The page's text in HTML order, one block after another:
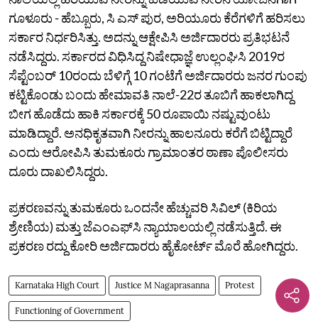
ಗೂಳೂರು - ಹೆಬ್ಬೂರು, ಸಿ ಎಸ್ ಪುರ, ಅರಿಯೂರು ಕೆರೆಗಳಿಗೆ ಹರಿಸಲು
ಸರ್ಕಾರ ನಿರ್ಧರಿಸಿತ್ತು. ಅದನ್ನು ಆಕ್ಷೇಪಿಸಿ ಅರ್ಜಿದಾರರು ಪ್ರತಿಭಟನೆ
ನಡೆಸಿದ್ದರು. ಸರ್ಕಾರದ ವಿಧಿಸಿದ್ದ ನಿಷೇಧಾಜ್ಞೆ ಉಲ್ಲಂಘಿಸಿ 2019ರ
ಸೆಪ್ಟೆಂಬರ್‌ 10ರಂದು ಬೆಳಿಗ್ಗೆ 10 ಗಂಟೆಗೆ ಅರ್ಜಿದಾರರು ಜನರ ಗುಂಪು
ಕಟ್ಟಿಕೊಂಡು ಬಂದು ಹೇಮಾವತಿ ನಾಲೆ-22ರ ತೂಬಿಗೆ ಹಾಕಲಾಗಿದ್ದ
ಬೀಗ ಹೊಡೆದು ಹಾಕಿ ಸರ್ಕಾರಕ್ಕೆ 50 ರೂಪಾಯಿ ನಷ್ಟುವುಂಟು
ಮಾಡಿದ್ದಾರೆ. ಅನಧಿಕೃತವಾಗಿ ನೀರನ್ನು ಹಾಲನೂರು ಕರೆಗೆ ಬಿಟ್ಟಿದ್ದಾರೆ
ಎಂದು ಆರೋಪಿಸಿ ತುಮಕೂರು ಗ್ರಾಮಾಂತರ ಠಾಣಾ ಪೊಲೀಸರು
ದೂರು ದಾಖಲಿಸಿದ್ದರು.
ಪ್ರಕರಣವನ್ನು ತುಮಕೂರು ಒಂದನೇ ಹೆಚ್ಚುವರಿ ಸಿವಿಲ್‌ (ಕಿರಿಯ
ಶ್ರೇಣಿಯ) ಮತ್ತು ಜೆಎಂಎಫ್‌ಸಿ ನ್ಯಾಯಾಲಯಲ್ಲಿ ನಡೆಸುತ್ತಿದೆ. ಈ
ಪ್ರಕರಣ ರದ್ದು ಕೋರಿ ಅರ್ಜಿದಾರರು ಹೈಕೋರ್ಟ್‌ ಮೊರೆ ಹೋಗಿದ್ದರು.
Karnataka High Court Justice M Nagaprasanna Protest
Functioning of Government